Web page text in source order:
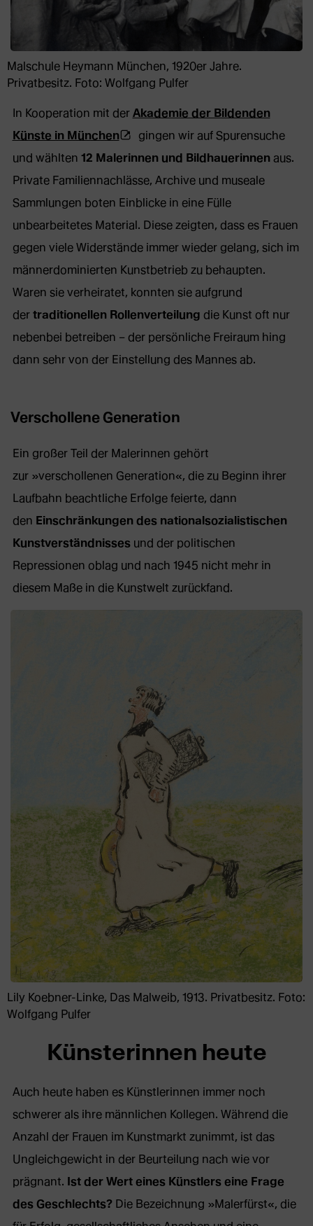
Malschule Heymann München, 1920er Jahre.
Privatbesitz. Foto: Wolfgang Pulfer
In Kooperation mit der Akademie der Bildenden
Künste in München(Öffnet
externe
Webseite
in
neuem
Tab)
gingen wir auf Spurensuche
und wählten 12 Malerinnen und Bildhauerinnenaus.
Private Familiennachlässe, Archive und museale
Sammlungen boten Einblicke in eine Fülle
unbearbeitetes Material. Diese zeigten, dass es Frauen
gegen viele Widerstände immer wieder gelang, sich im
männerdominierten Kunstbetrieb zu behaupten.
Waren sie verheiratet, konnten sie aufgrund
der traditionellen Rollenverteilung die Kunst oft nur
nebenbei betreiben – der persönliche Freiraum hing
dann sehr von der Einstellung des Mannes ab.
Verschollene Generation
Ein großer Teil der Malerinnen gehört
zur »verschollenen Generation«, die zu Beginn ihrer
Laufbahn beachtliche Erfolge feierte, dann
den Einschränkungen des nationalsozialistischen
Kunstverständnissesund der politischen
Repressionen oblag und nach 1945 nicht mehr in
diesem Maße in die Kunstwelt zurückfand.
Lily Koebner-Linke, Das Malweib, 1913. Privatbesitz. Foto:
Wolfgang Pulfer
Künsterinnen heute
Auch heute haben es Künstlerinnen immer noch
schwerer als ihre männlichen Kollegen. Während die
Anzahl der Frauen im Kunstmarkt zunimmt, ist das
Ungleichgewicht in der Beurteilung nach wie vor
prägnant. Ist der Wert eines Künstlers eine Frage
des Geschlechts? Die Bezeichnung »Malerfürst«, die